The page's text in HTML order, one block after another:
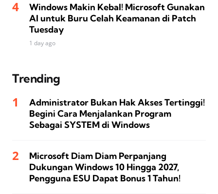
Windows Makin Kebal! Microsoft Gunakan
AI untuk Buru Celah Keamanan di Patch
Tuesday
1 day ago
Trending
Administrator Bukan Hak Akses Tertinggi!
Begini Cara Menjalankan Program
Sebagai SYSTEM di Windows
Microsoft Diam Diam Perpanjang
Dukungan Windows 10 Hingga 2027,
Pengguna ESU Dapat Bonus 1 Tahun!